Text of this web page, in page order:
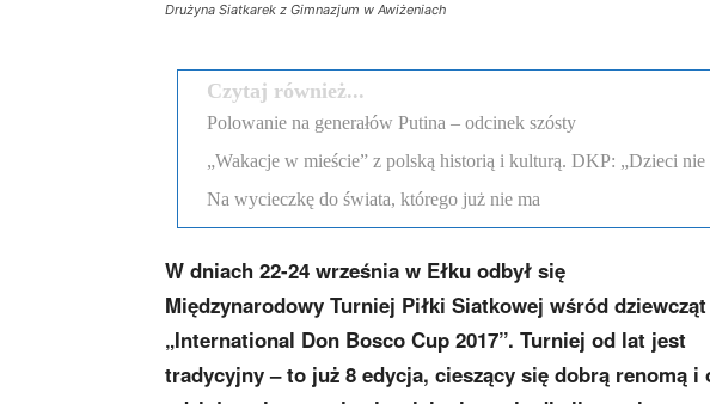
Drużyna Siatkarek z Gimnazjum w Awiżeniach
Czytaj również...
Polowanie na generałów Putina – odcinek szósty
„Wakacje w mieście” z polską historią i kulturą. DKP: „Dzieci
Na wycieczkę do świata, którego już nie ma
W dniach 22-24 września w Ełku odbył się
Międzynarodowy Turniej Piłki Siatkowej wśród dziewcząt
„International Don Bosco Cup 2017”. Turniej od lat jest
tradycyjny – to już 8 edycja, cieszący się dobrą renomą i